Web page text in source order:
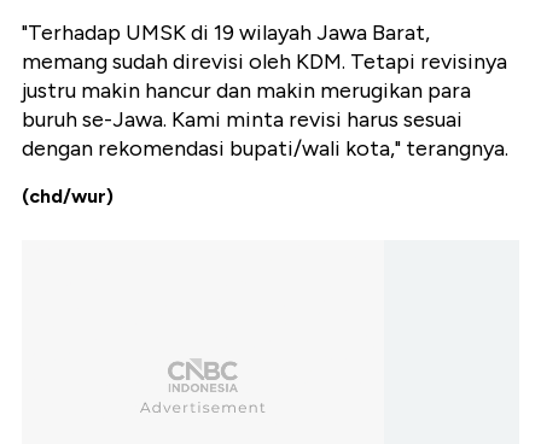
"Terhadap UMSK di 19 wilayah Jawa Barat,
memang sudah direvisi oleh KDM. Tetapi revisinya
justru makin hancur dan makin merugikan para
buruh se-Jawa. Kami minta revisi harus sesuai
dengan rekomendasi bupati/wali kota," terangnya.
(chd/wur)